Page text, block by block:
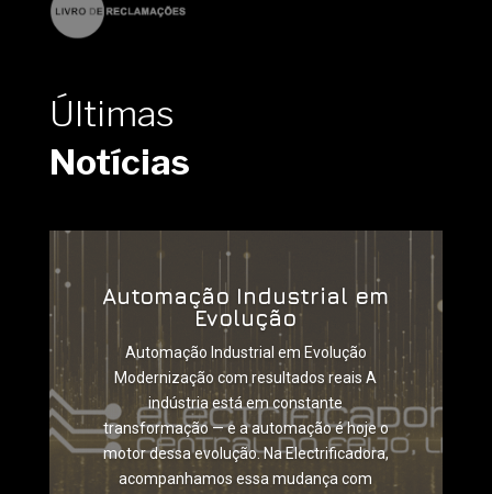
Últimas
Notícias
Automação Industrial em
Evolução
Automação Industrial em Evolução
Modernização com resultados reais A
indústria está em constante
transformação — e a automação é hoje o
motor dessa evolução. Na Electrificadora,
acompanhamos essa mudança com